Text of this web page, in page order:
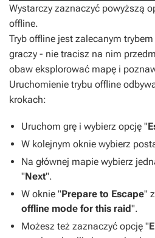
Wystarczy zaznaczyć powyższą
offline.
Tryb offline jest zalecanym
graczy - nie tracisz na nim
obaw eksplorować mapę i
Uruchomienie trybu offline
krokach:
Uruchom grę i wybierz opcję "
W kolejnym oknie wybierz
Na głównej mapie wybierz
"Next".
W oknie "Prepare to Escape"
offline mode for this raid".
Możesz też zaznaczyć opcję "